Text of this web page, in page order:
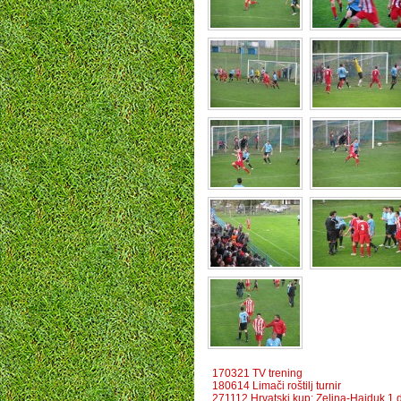
170321 TV trening
180614 Limači roštilj turnir
271112 Hrvatski kup: Zelina-Hajduk